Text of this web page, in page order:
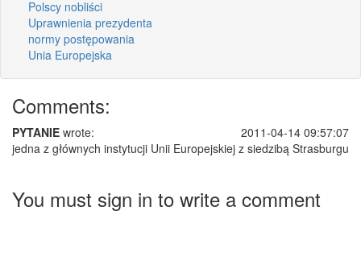
Polscy nobliści
Uprawnienia prezydenta
normy postępowania
Unia Europejska
Comments:
PYTANIE wrote:
2011-04-14 09:57:07
jedna z głównych instytucji Unii Europejskiej z siedzibą Strasburgu
You must sign in to write a comment